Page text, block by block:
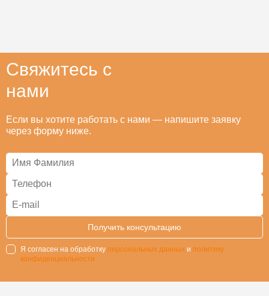
Свяжитесь с
нами
Если вы хотите работать с нами — напишите заявку
через форму ниже.
Я согласен на обработку персональных данных и политику
конфиденциальности